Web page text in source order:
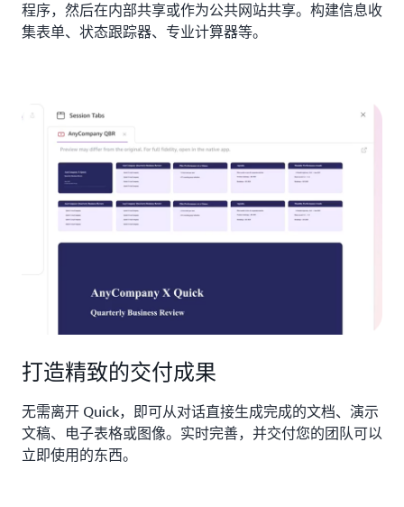
程序，然后在内部共享或作为公共网站共享。构建信息收
集表单、状态跟踪器、专业计算器等。
打造精致的交付成果
无需离开 Quick，即可从对话直接生成完成的文档、演示
文稿、电子表格或图像。实时完善，并交付您的团队可以
立即使用的东西。